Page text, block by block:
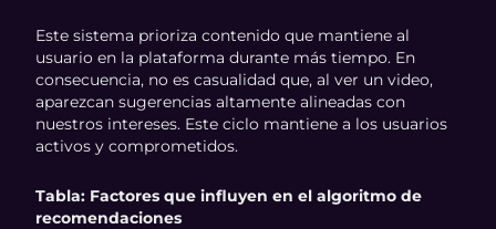
Este sistema prioriza contenido que mantiene al
usuario en la plataforma durante más tiempo. En
consecuencia, no es casualidad que, al ver un video,
aparezcan sugerencias altamente alineadas con
nuestros intereses. Este ciclo mantiene a los usuarios
activos y comprometidos.
Tabla: Factores que influyen en el algoritmo de
recomendaciones